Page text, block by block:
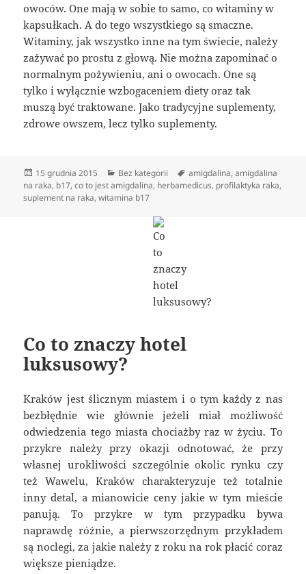
owoców. One mają w sobie to samo, co witaminy w
kapsułkach. A do tego wszystkiego są smaczne.
Witaminy, jak wszystko inne na tym świecie, należy
zażywać po prostu z głową. Nie można zapominać o
normalnym pożywieniu, ani o owocach. One są
tylko i wyłącznie wzbogaceniem diety oraz tak
muszą być traktowane. Jako tradycyjne suplementy,
zdrowe owszem, lecz tylko suplementy.
Data
publikacji
15 grudnia 2015 Kategorie
Bez kategorii Tagi
amigdalina,amigdalina
na raka, b17,co to jest amigdalina, herbamedicus, profilaktyka raka,
suplement na raka,witamina b17
Co to znaczy hotel
luksusowy?
Kraków jest ślicznym miastem i o tym każdy z nas
bezbłędnie wie głównie jeżeli miał możliwość
odwiedzenia tego miasta chociażby raz w życiu. To
przykre należy przy okazji odnotować, że przy
własnej urokliwości szczególnie okolic rynku czy
też Wawelu, Kraków charakteryzuje też totalnie
inny detal, a mianowicie ceny jakie w tym mieście
panują. To przykre w tym przypadku bywa
naprawdę różnie, a pierwszorzędnym przykładem
są noclegi, za jakie należy z roku na rok płacić coraz
większe pieniądze.